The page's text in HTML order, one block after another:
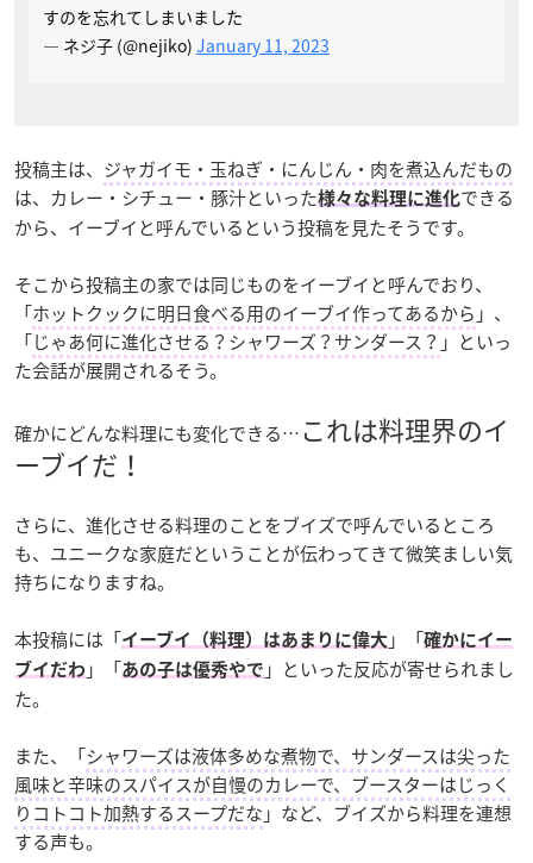
すのを忘れてしまいました
— ネジ子 (@nejiko) January 11, 2023
投稿主は、 ジャガイモ・玉ねぎ・にんじん・肉を煮込んだもの
は、カレー・シチュー・豚汁といった様々な料理に進化できる
から、イーブイと呼んでいるという投稿を見たそうです。
そこから投稿主の家では同じものをイーブイと呼んでおり、
「ホットクックに明日食べる用のイーブイ作ってあるから 」、
「じゃあ何に進化させる？シャワーズ？サンダース？ 」といっ
た会話が展開されるそう。
確かにどんな料理にも変化できる… これは料理界のイ
ーブイだ！
さらに、進化させる料理のことをブイズで呼んでいるところ
も、ユニークな家庭だということが伝わってきて微笑ましい気
持ちになりますね。
本投稿には「イーブイ（料理）はあまりに偉大 」「確かにイー
ブイだわ 」「あの子は優秀やで 」といった反応が寄せられまし
た。
また、「シャワーズは液体多めな煮物で、サンダースは尖った
風味と辛味のスパイスが自慢のカレーで、ブースターはじっく
りコトコト加熱するスープだな 」など、ブイズから料理を連想
する声も。